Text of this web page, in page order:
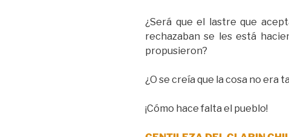
¿Será que el lastre que
rechazaban se les está
propusieron?
¿O se creía que la cosa no era
¡Cómo hace falta el pueblo!